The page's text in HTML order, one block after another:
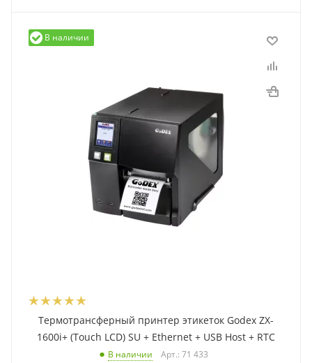
В наличии
Термотрансферный принтер этикеток Godex ZX-
1600i+ (Touch LCD) SU + Ethernet + USB Host + RTC
В наличии Арт.: 71 433